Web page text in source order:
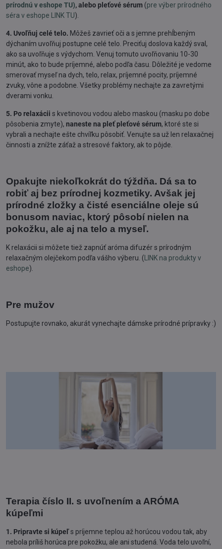
prírodnú v eshope TU), alebo pleťové sérum (pre výber prírodného
séra v eshope LINK TU).
4. Uvoľňuj celé telo. Môžeš zavrieť oči a s jemne prehĺbeným
dýchaním uvoľňuj postupne celé telo. Preciťuj doslova každý sval,
ako sa uvoľňuje s výdychom. Venuj tomuto uvoľňovaniu 10-30
minút, ako to bude príjemné, alebo podľa času. Dôležité je vedome
smerovať myseľ na dych, telo, relax, príjemné pocity, príjemné
zvuky, vône a podobne. Všetky problémy nechajte za zavretými
dverami vonku.
5. Po relaxácii s kvetinovou vodou alebo maskou (masku po dobe
pôsobenia zmyte), naneste na pleť pleťové sérum, ktoré ste si
vybrali a nechajte ešte chvíľku pôsobiť. Venujte sa už len relaxačnej
činnosti a znížte záťaž a stresové faktory, ak to pôjde.
Opakujte niekoľkokrát do týždňa. Dá sa to
robiť aj bez prírodnej kozmetiky. Avšak jej
prírodné zložky a čisté esenciálne oleje sú
bonusom naviac, ktorý pôsobí nielen na
pokožku, ale aj na telo a myseľ.
K relaxácii si môžete tiež zapnúť aróma difuzér s prírodným
relaxačným olejčekom podľa vášho výberu. (LINK na produkty v
eshope).
Pre mužov
Postupujte rovnako, akurát vynechajte dámske prírodné prípravky :)
Terapia číslo II. s uvoľnením a ARÓMA
kúpeľmi
1. Pripravte si kúpeľs príjemne teplou až horúcou vodou tak, aby
nebola príliš horúca pre pokožku, ale ani studená. Voda telo uvoľní,